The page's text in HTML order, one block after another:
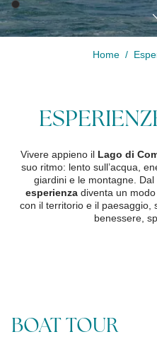
Home
Vivere appieno il Lago di
suo ritmo: lento sull’acqua,
giardini e le montagne.
esperienza diventa un
con il territorio e il paesaggio,
benessere,
BOAT TOUR